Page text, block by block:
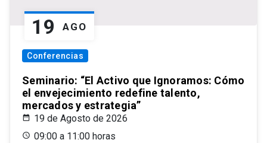
19 AGO
Conferencias
Seminario: “El Activo que Ignoramos: Cómo
el envejecimiento redefine talento,
mercados y estrategia”
19 de Agosto de 2026
09:00 a 11:00 horas